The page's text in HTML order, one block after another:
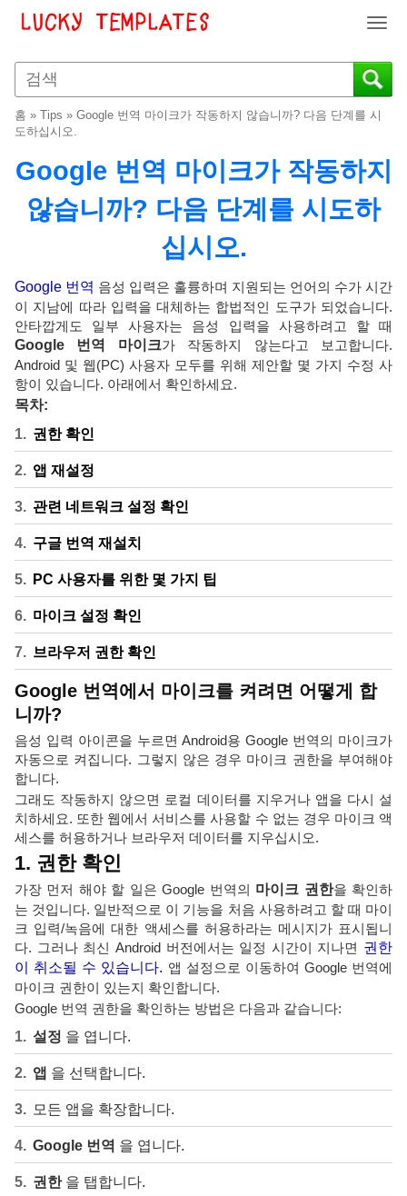
T
g
g
e
a
i
g
i
o
n
홈 » Tips » Google 번역 마이크가 작동하지 않습니까? 다음 단계를 시
도하십시오.
Google 번역 마이크가 작동하지
않습니까? 다음 단계를 시도하
십시오.
Google 번역 음성 입력은 훌륭하며 지원되는 언어의 수가 시간
이 지남에 따라 입력을 대체하는 합법적인 도구가 되었습니다.
안타깝게도 일부 사용자는 음성 입력을 사용하려고 할 때
Google 번역 마이크가 작동하지 않는다고 보고합니다.
Android 및 웹(PC) 사용자 모두를 위해 제안할 몇 가지 수정 사
항이 있습니다. 아래에서 확인하세요.
목차:
권한 확인
앱 재설정
관련 네트워크 설정 확인
구글 번역 재설치
PC 사용자를 위한 몇 가지 팁
마이크 설정 확인
브라우저 권한 확인
Google 번역에서 마이크를 켜려면 어떻게 합
니까?
음성 입력 아이콘을 누르면 Android용 Google 번역의 마이크가
자동으로 켜집니다. 그렇지 않은 경우 마이크 권한을 부여해야
합니다.
그래도 작동하지 않으면 로컬 데이터를 지우거나 앱을 다시 설
치하세요. 또한 웹에서 서비스를 사용할 수 없는 경우 마이크 액
세스를 허용하거나 브라우저 데이터를 지우십시오.
1. 권한 확인
가장 먼저 해야 할 일은 Google 번역의 마이크 권한을 확인하
는 것입니다. 일반적으로 이 기능을 처음 사용하려고 할 때 마이
크 입력/녹음에 대한 액세스를 허용하라는 메시지가 표시됩니
다. 그러나 최신 Android 버전에서는 일정 시간이 지나면 권한
이 취소될 수 있습니다. 앱 설정으로 이동하여 Google 번역에
마이크 권한이 있는지 확인합니다.
Google 번역 권한을 확인하는 방법은 다음과 같습니다:
설정 을 엽니다.
앱 을 선택합니다.
모든 앱을 확장합니다.
Google 번역 을 엽니다.
권한을 탭합니다.